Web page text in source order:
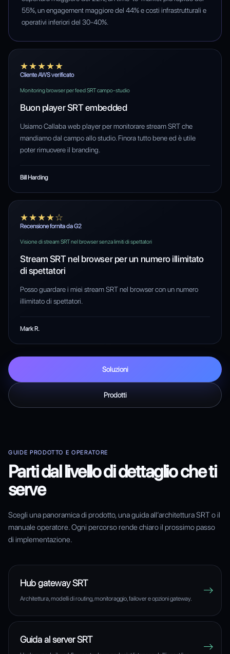
55%, un engagement maggiore del 44% e costi infrastrutturali e
operativi inferiori del 30-40%.
★★★★★
Cliente AWS verificato
Monitoring browser per feed SRT campo-studio
Buon player SRT embedded
Usiamo Callaba web player per monitorare stream SRT che
mandiamo dal campo allo studio. Finora tutto bene ed è utile
poter rimuovere il branding.
Bill Harding
★★★★☆
Recensione fornita da G2
Visione di stream SRT nel browser senza limiti di spettatori
Stream SRT nel browser per un numero illimitato
di spettatori
Posso guardare i miei stream SRT nel browser con un numero
illimitato di spettatori.
Mark R.
Soluzioni
Prodotti
GUIDE PRODOTTO E OPERATORE
Parti dal livello di dettaglio che ti
serve
Scegli una panoramica di prodotto, una guida all’architettura SRT o il
manuale operatore. Ogni percorso rende chiaro il prossimo passo
di implementazione.
Hub gateway SRT
Architettura, modelli di routing, monitoraggio, failover e opzioni gateway.
Guida al server SRT